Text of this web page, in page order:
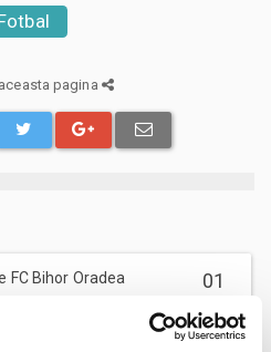
pagina
FC Bihor Oradea 01